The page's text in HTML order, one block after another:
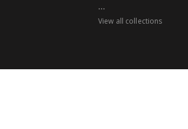
...
View all collections